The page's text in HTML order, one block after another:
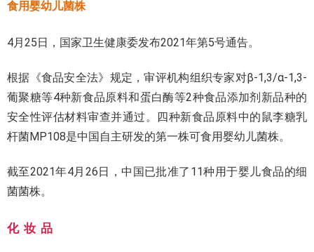
食用婴幼儿菌株
4月25日，国家卫生健康委发布2021年第5号通告。
根据《食品安全法》规定，审评机构组织专家对β-1,3/α-1,3-
葡聚糖等4种新食品原料和蛋白酶等2种食品添加剂新品种的
安全性评估材料审查并通过。四种新食品原料中的鼠李糖乳
杆菌MP108是中国自主研发的第一株可食用婴幼儿菌株。
截至2021年4月26日，中国已批准了11种用于婴儿食品的细
菌菌株。
化 妆 品